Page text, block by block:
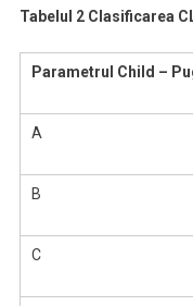
Tabelul 2 Clasificarea
Parametrul Child –
A
B
C